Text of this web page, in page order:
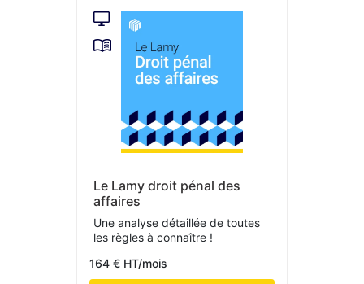
Le Lamy droit pénal des
affaires
Une analyse détaillée de toutes
les règles à connaître !
164 € HT/mois